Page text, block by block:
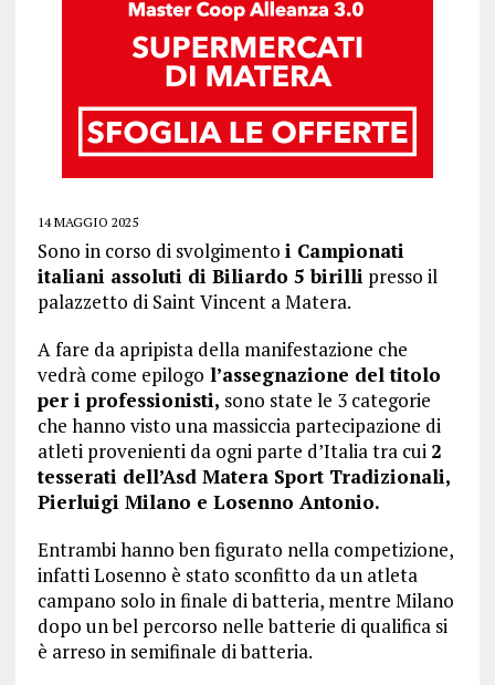
14 MAGGIO 2025
Sono in corso di svolgimento i Campionati
italiani assoluti di Biliardo 5 birilli presso il
palazzetto di Saint Vincent a Matera.
A fare da apripista della manifestazione che
vedrà come epilogo l’assegnazione del titolo
per i professionisti, sono state le 3 categorie
che hanno visto una massiccia partecipazione di
atleti provenienti da ogni parte d’Italia tra cui 2
tesserati dell’Asd Matera Sport Tradizionali,
Pierluigi Milano e Losenno Antonio.
Entrambi hanno ben figurato nella competizione,
infatti Losenno è stato sconfitto da un atleta
campano solo in finale di batteria, mentre Milano
dopo un bel percorso nelle batterie di qualifica si
è arreso in semifinale di batteria.